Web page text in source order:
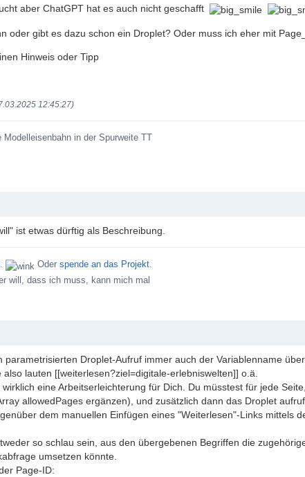
Ziel für den "Weiterlesen"-Link angegeben -->';
[$pageKey])) {
die erlaubten Seiten aus
angegebene Seite existiert nicht. -->'
Seitenlink
aber ChatGPT hat es auch nicht geschafft
oder gibt es dazu schon ein Droplet? Oder muss ich eher mit
Hinweis oder Tipp
12:45:27)
in der Spurweite TT
ist etwas dürftig als Beschreibung.
Oder spende an das Projekt
will, dass ich muss, kann mich mal
parametrisierten Droplet-Aufruf immer auch der Variablenname
also lauten [[weiterlesen?ziel=digitale-erlebniswelten]] o.ä.
eine Arbeitserleichterung für Dich. Du müsstest für jede
allowedPages ergänzen), und zusätzlich dann das Droplet
dem manuellen Einfügen eines "Weiterlesen"-Links mittels
so schlau sein, aus den übergebenen Begriffen die
umsetzen könnte.
Page-ID: